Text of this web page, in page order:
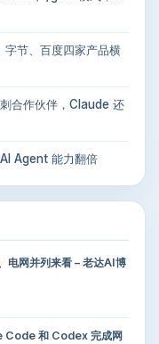
节、百度四家产品横
合作伙伴，Claude 还
Agent 能力翻倍
电网并列来看 – 老达AI博
Code 和 Codex 完成网